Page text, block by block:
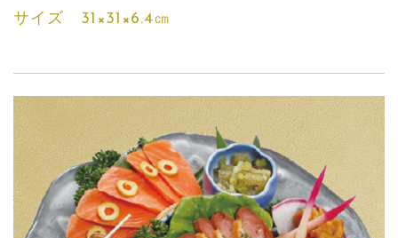
サイズ 31×31×6.4㎝